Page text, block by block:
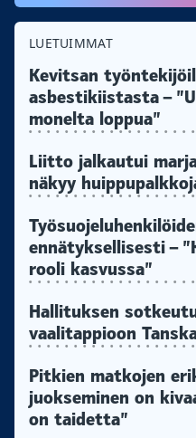
LUETUIMMAT
Kevitsan
asbestikiistasta –
monelta loppua”
Liitto jalkautui
näkyy
ennätyksellisesti –
rooli kasvussa”
Hallituksen
vaalitappioon
Pitkien matkojen
juokseminen on
on taidetta”